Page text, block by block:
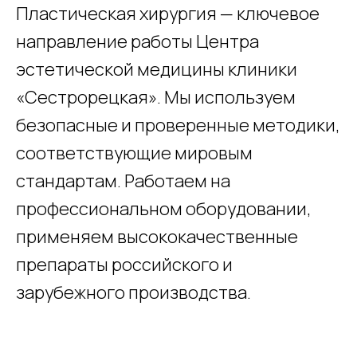
Пластическая хирургия — ключевое
направление работы Центра
эстетической медицины клиники
«Сестрорецкая». Мы используем
безопасные и проверенные методики,
соответствующие мировым
стандартам. Работаем на
профессиональном оборудовании,
применяем высококачественные
препараты российского и
зарубежного производства.